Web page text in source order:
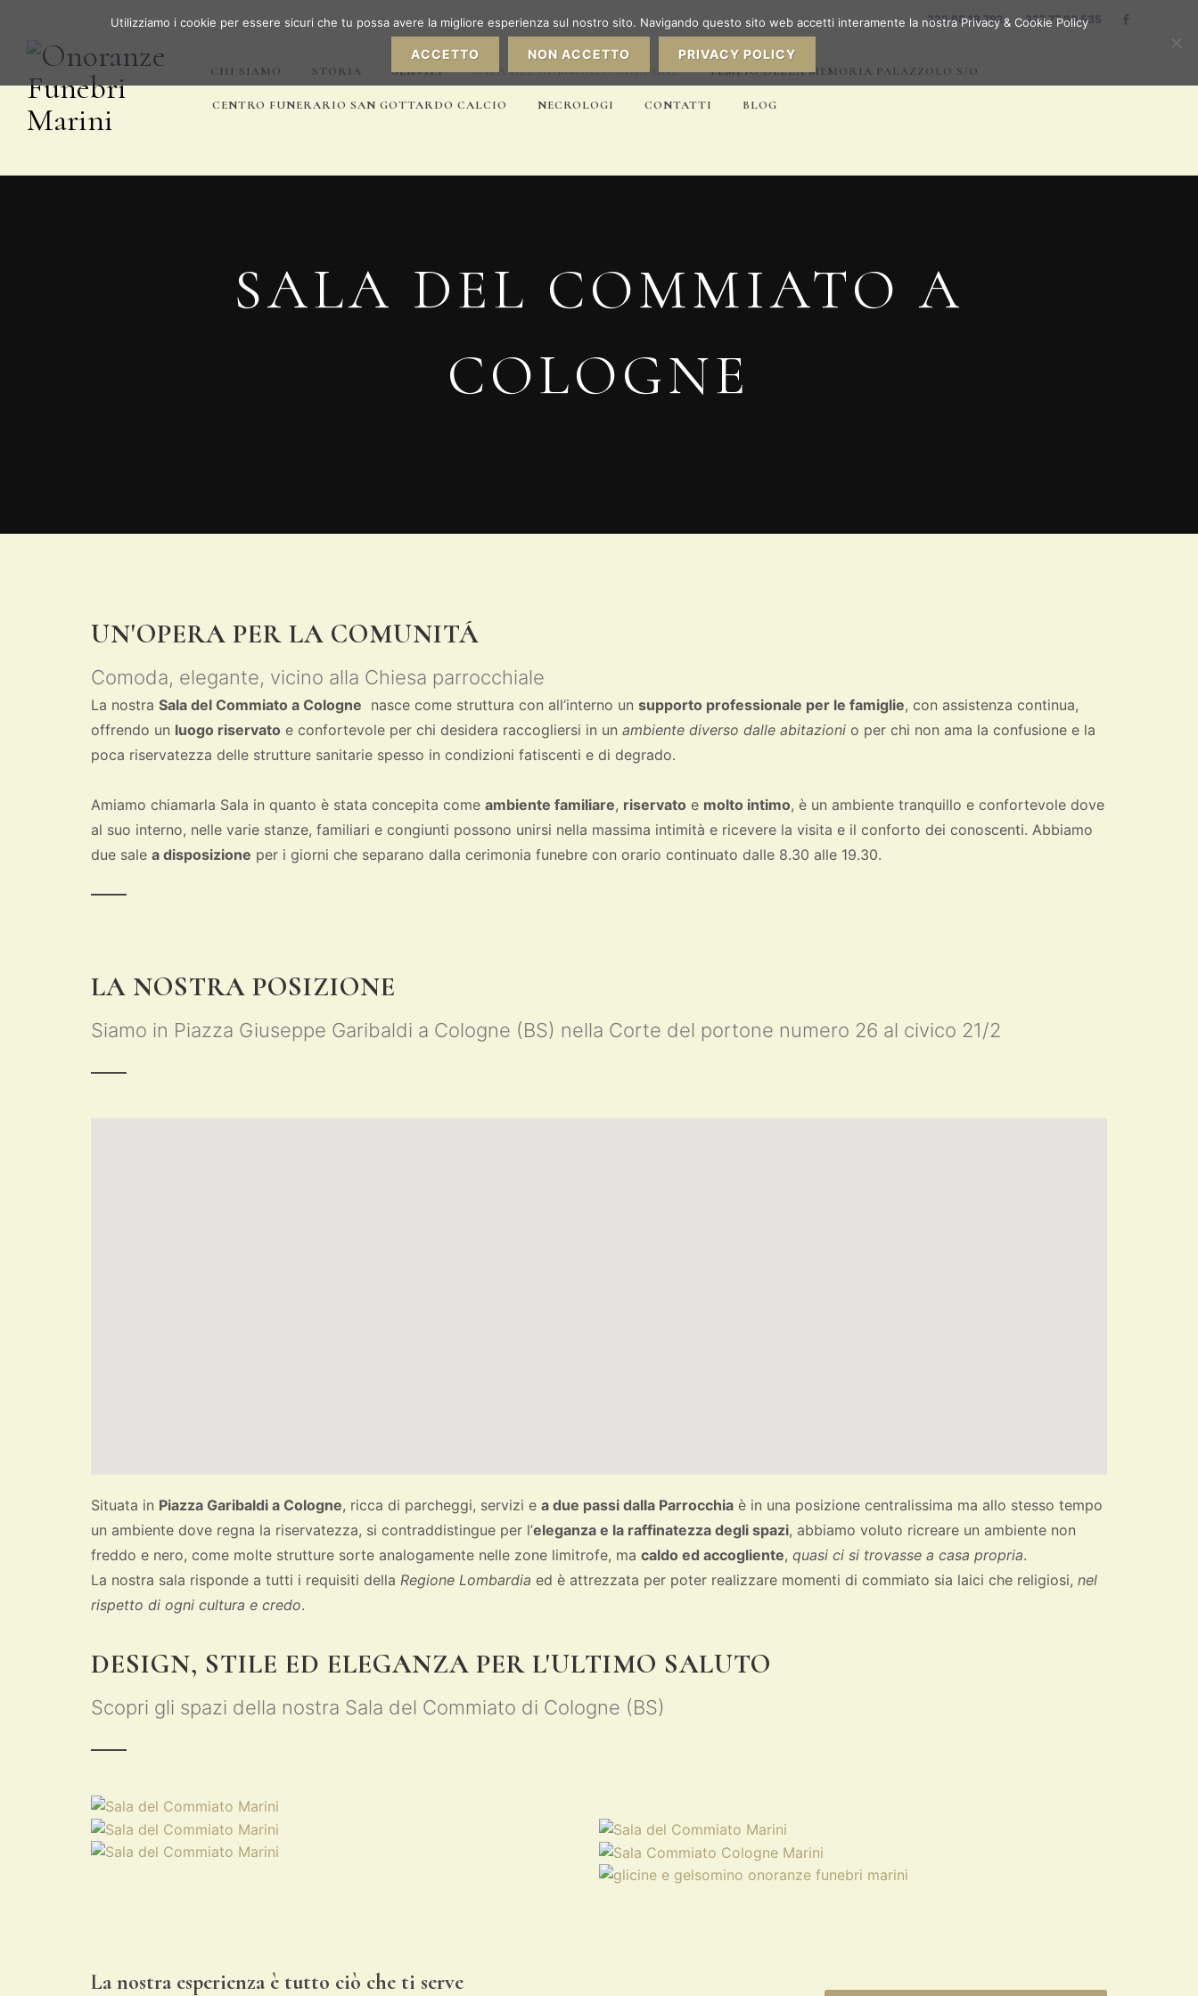
328 98 19 792 327 77 90 535
CHI SIAMO STORIA SERVIZI SALA DEL COMMIATO COLOGNE TEMPIO DELLA MEMORIA PALAZZOLO S/O
CENTRO FUNERARIO SAN GOTTARDO CALCIO NECROLOGI CONTATTI BLOG
SALA DEL COMMIATO A
COLOGNE
UN'OPERA PER LA COMUNITÁ
Comoda, elegante, vicino alla Chiesa parrocchiale
La nostra Sala del Commiato a Cologne nasce come struttura con all’interno un supporto professionale per le famiglie, con assistenza continua,
offrendo un luogo riservato e confortevole per chi desidera raccogliersi in un ambiente diverso dalle abitazioni o per chi non ama la confusione e la
poca riservatezza delle strutture sanitarie spesso in condizioni fatiscenti e di degrado.
Amiamo chiamarla Sala in quanto è stata concepita come ambiente familiare, riservato e molto intimo, è un ambiente tranquillo e confortevole dove
al suo interno, nelle varie stanze, familiari e congiunti possono unirsi nella massima intimità e ricevere la visita e il conforto dei conoscenti. Abbiamo
due sale a disposizione per i giorni che separano dalla cerimonia funebre con orario continuato dalle 8.30 alle 19.30.
LA NOSTRA POSIZIONE
Siamo in Piazza Giuseppe Garibaldi a Cologne (BS) nella Corte del portone numero 26 al civico 21/2
Situata in Piazza Garibaldi a Cologne, ricca di parcheggi, servizi e a due passi dalla Parrocchia è in una posizione centralissima ma allo stesso tempo
un ambiente dove regna la riservatezza, si contraddistingue per l’eleganza e la raffinatezza degli spazi, abbiamo voluto ricreare un ambiente non
freddo e nero, come molte strutture sorte analogamente nelle zone limitrofe, ma caldo ed accogliente, quasi ci si trovasse a casa propria.
La nostra sala risponde a tutti i requisiti della Regione Lombardia ed è attrezzata per poter realizzare momenti di commiato sia laici che religiosi, nel
rispetto di ogni cultura e credo.
DESIGN, STILE ED ELEGANZA PER L'ULTIMO SALUTO
Scopri gli spazi della nostra Sala del Commiato di Cologne (BS)
La nostra esperienza è tutto ciò che ti serve
Utilizziamo i cookie per essere sicuri che tu possa avere la migliore esperienza sul nostro sito. Navigando questo sito web accetti interamente la nostra Privacy & Cookie Policy
ACCETTO NON ACCETTO PRIVACY POLICY